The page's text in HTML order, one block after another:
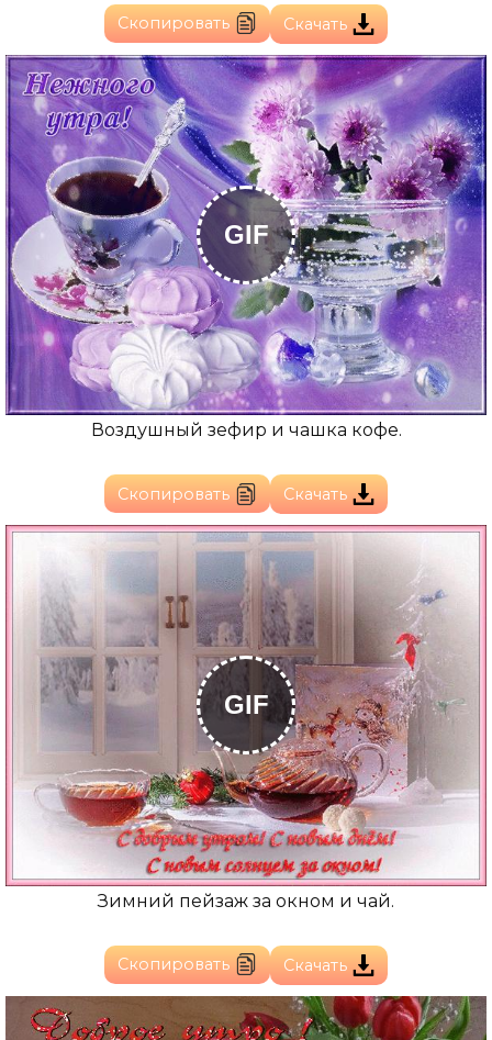
Скопировать Скачать
GIF
Воздушный зефир и чашка кофе.
Скопировать Скачать
GIF
Зимний пейзаж за окном и чай.
Скопировать Скачать